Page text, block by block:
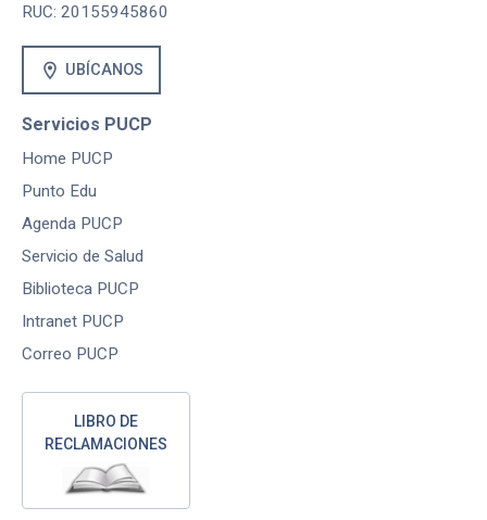
RUC: 20155945860
location_on UBÍCANOS
Servicios PUCP
Home PUCP
Punto Edu
Agenda PUCP
Servicio de Salud
Biblioteca PUCP
Intranet PUCP
Correo PUCP
LIBRO DE
RECLAMACIONES